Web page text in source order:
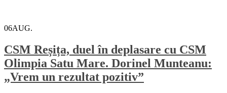
06AUG.
CSM Reșița, duel în deplasare cu CSM
Olimpia Satu Mare. Dorinel Munteanu:
„Vrem un rezultat pozitiv”